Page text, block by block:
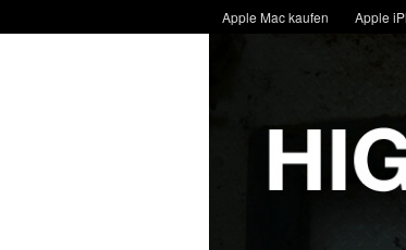
Apple Mac kaufen Apple